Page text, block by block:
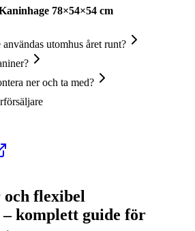
78×54×54 cm
utomhus året runt?
ner och ta med?
och flexibel
komplett guide för